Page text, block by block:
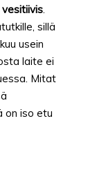
.
sillä
usein
laite ei
Mitat
on iso etu